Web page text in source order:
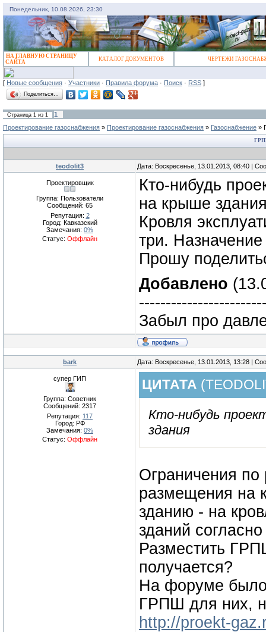
Понедельник, 10.08.2026, 23:30
НА ГЛАВНУЮ СТРАНИЦУ
САЙТА
КАТАЛОГ ДОКУМЕНТОВ ЧЕРТЕЖИ
[ Новые сообщения · Участники · Правила форума · Поиск · RSS ]
Поделиться…
Страница 1 из 1
1
Проектирование газоснабжения » Проектирование газоснабжения » Газоснабжение »
teodolit3 Дата: Воскресенье, 13.01.2013, 08:40 |
Проектировщик
Группа: Пользователи
Сообщений: 65
Репутация: 2
Город: Кавказский
Замечания: 0%
Статус: Оффлайн
Кто-нибудь
на крыше
Кровля
три.
Прошу
Добавлено
Забыл про
bark Дата: Воскресенье, 13.01.2013, 13:28 |
супер ГИП
Группа: Советник
Сообщений: 2317
Репутация: 117
Город: РФ
Замечания: 0%
Статус: Оффлайн
ЦИТАТА (
Кто-нибудь
здания
Ограничения
размещения на
зданию - на
зданий
Разместить
получается?
На форуме
ГРПШ для них,
http://proekt-